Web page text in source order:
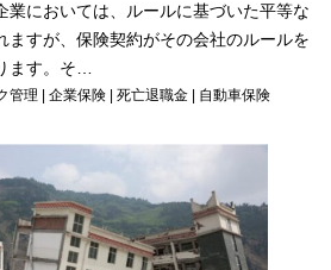
業においては、ルールに基づいた平等な
ますが、保険契約がその会社のルールを
ます。そ…
管理 企業保険 死亡退職金 自動車保険